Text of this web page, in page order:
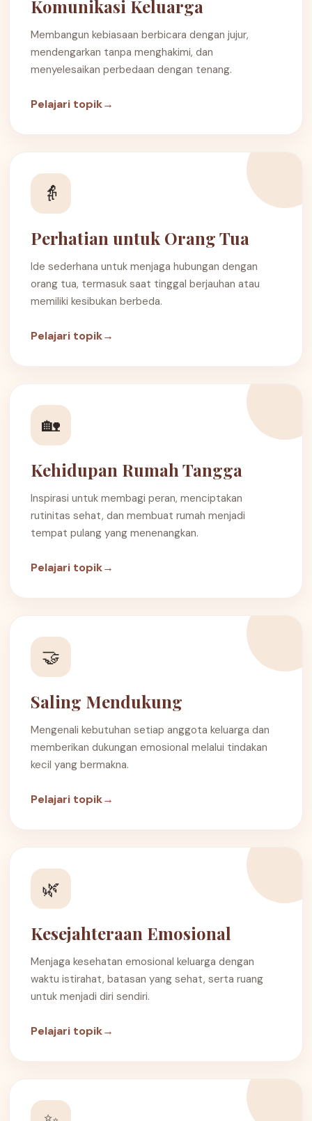
Komunikasi Keluarga
Membangun kebiasaan berbicara dengan jujur,
mendengarkan tanpa menghakimi, dan
menyelesaikan perbedaan dengan tenang.
Pelajari topik→
👵
Perhatian untuk Orang Tua
Ide sederhana untuk menjaga hubungan dengan
orang tua, termasuk saat tinggal berjauhan atau
memiliki kesibukan berbeda.
Pelajari topik→
🏡
Kehidupan Rumah Tangga
Inspirasi untuk membagi peran, menciptakan
rutinitas sehat, dan membuat rumah menjadi
tempat pulang yang menenangkan.
Pelajari topik→
🤝
Saling Mendukung
Mengenali kebutuhan setiap anggota keluarga dan
memberikan dukungan emosional melalui tindakan
kecil yang bermakna.
Pelajari topik→
🌿
Kesejahteraan Emosional
Menjaga kesehatan emosional keluarga dengan
waktu istirahat, batasan yang sehat, serta ruang
untuk menjadi diri sendiri.
Pelajari topik→